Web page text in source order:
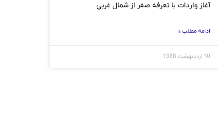
آغاز واردات با تعرفه صفر از شمال غربي
ادامه مطلب »
10 اردیبهشت 1388